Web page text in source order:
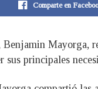
Comparte en
Mayorga,
sus principales